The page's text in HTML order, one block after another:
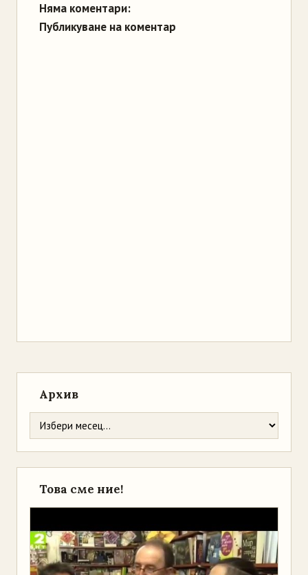
Няма коментари:
Публикуване на коментар
Архив
Това сме ние!